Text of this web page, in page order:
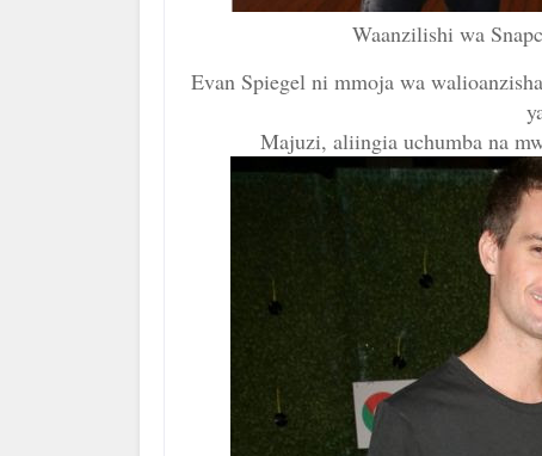
Waanzilishi wa
Evan Spiegel ni mmoja wa
Majuzi, aliingia uchumba na